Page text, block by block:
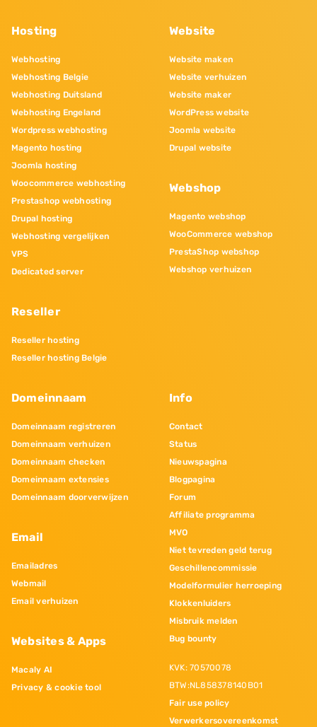
Hosting
Webhosting
Webhosting Belgie
Webhosting Duitsland
Webhosting Engeland
Wordpress webhosting
Magento hosting
Joomla hosting
Woocommerce webhosting
Prestashop webhosting
Drupal hosting
Webhosting vergelijken
VPS
Dedicated server
Reseller
Reseller hosting
Reseller hosting Belgie
Website
Website maken
Website verhuizen
Website maker
WordPress website
Joomla website
Drupal website
Webshop
Magento webshop
WooCommerce webshop
PrestaShop webshop
Webshop verhuizen
Domeinnaam
Domeinnaam registreren
Domeinnaam verhuizen
Domeinnaam checken
Domeinnaam extensies
Domeinnaam doorverwijzen
Email
Emailadres
Webmail
Email verhuizen
Websites & Apps
Macaly AI
Privacy & cookie tool
Info
Contact
Status
Nieuwspagina
Blogpagina
Forum
Affiliate programma
MVO
Niet tevreden geld terug
Geschillencommissie
Modelformulier herroeping
Klokkenluiders
Misbruik melden
Bug bounty
KVK: 70570078
BTW:NL858378140B01
Fair use policy
Verwerkersovereenkomst